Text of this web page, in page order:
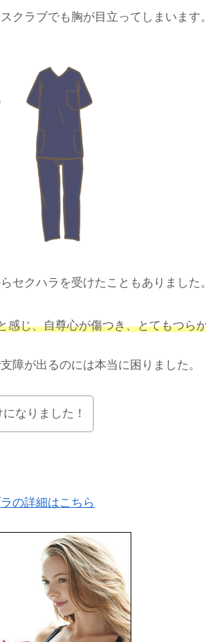
クラブでも胸が目立ってしまいます。
セクハラを受けたこともありました。
感じ、自尊心が傷つき、とてもつら
障が出るのには本当に困りました。
なりました！
の詳細はこちら